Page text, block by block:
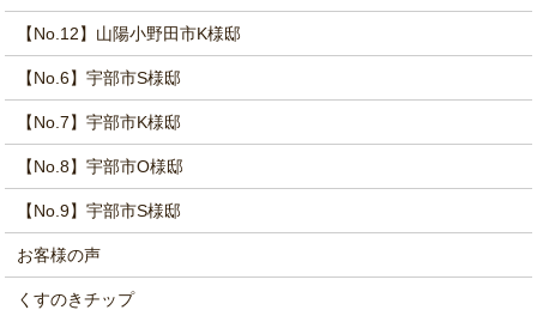
【No.12】山陽小野田市K様邸
【No.6】宇部市S様邸
【No.7】宇部市K様邸
【No.8】宇部市O様邸
【No.9】宇部市S様邸
お客様の声
くすのきチップ